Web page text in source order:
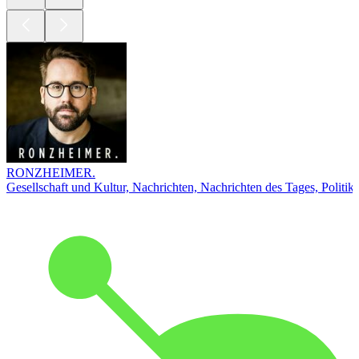
RONZHEIMER.
Gesellschaft und Kultur, Nachrichten, Nachrichten des Tages, Politik